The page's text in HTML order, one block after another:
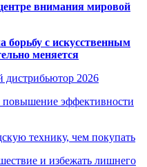
внимания мировой
борьбу с искусственным
меняется
дистрибьютор 2026
повышение эффективности
технику, чем покупать
и избежать лишнего